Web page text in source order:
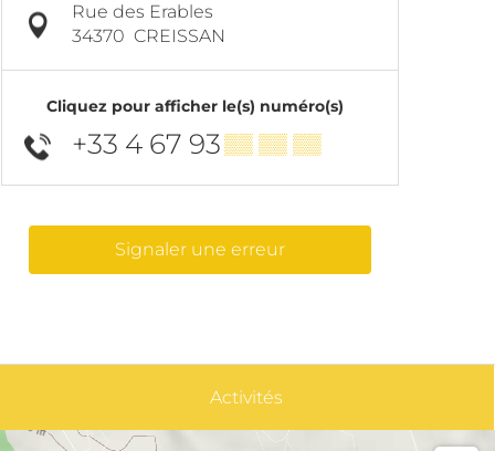
Rue des Erables
34370 CREISSAN
Cliquez pour afficher le(s) numéro(s)
+33 4 67 93▒▒ ▒▒ ▒▒
Signaler une erreur
Activités